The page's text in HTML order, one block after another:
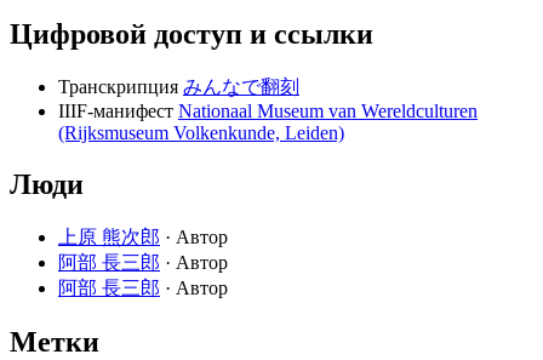
Цифровой доступ и ссылки
Транскрипция みんなで翻刻
IIIF-манифест Nationaal Museum van Wereldculturen
(Rijksmuseum Volkenkunde, Leiden)
Люди
上原 熊次郎 · Автор
阿部 長三郎 · Автор
阿部 長三郎 · Автор
Метки